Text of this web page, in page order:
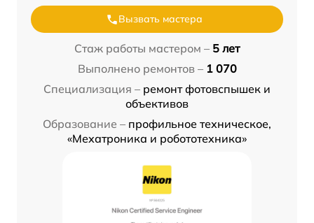
Вызвать мастера
Стаж работы мастером – 5 лет
Выполнено ремонтов – 1 070
Специализация – ремонт фотовспышек и
объективов
Образование – профильное техническое,
«Мехатроника и робототехника»